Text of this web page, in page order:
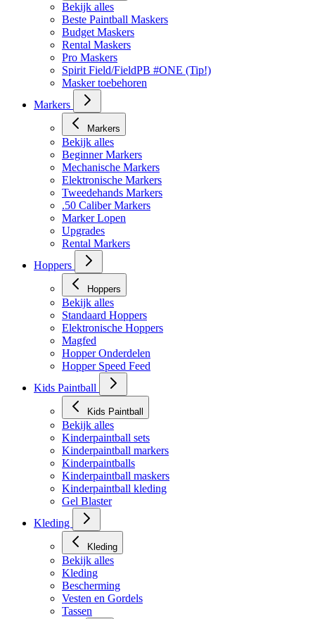
Bekijk alles
Beste Paintball Maskers
Budget Maskers
Rental Maskers
Pro Maskers
Spirit Field/FieldPB #ONE (Tip!)
Masker toebehoren
Markers
Markers
Bekijk alles
Beginner Markers
Mechanische Markers
Elektronische Markers
Tweedehands Markers
.50 Caliber Markers
Marker Lopen
Upgrades
Rental Markers
Hoppers
Hoppers
Bekijk alles
Standaard Hoppers
Elektronische Hoppers
Magfed
Hopper Onderdelen
Hopper Speed Feed
Kids Paintball
Kids Paintball
Bekijk alles
Kinderpaintball sets
Kinderpaintball markers
Kinderpaintballs
Kinderpaintball maskers
Kinderpaintball kleding
Gel Blaster
Kleding
Kleding
Bekijk alles
Kleding
Bescherming
Vesten en Gordels
Tassen